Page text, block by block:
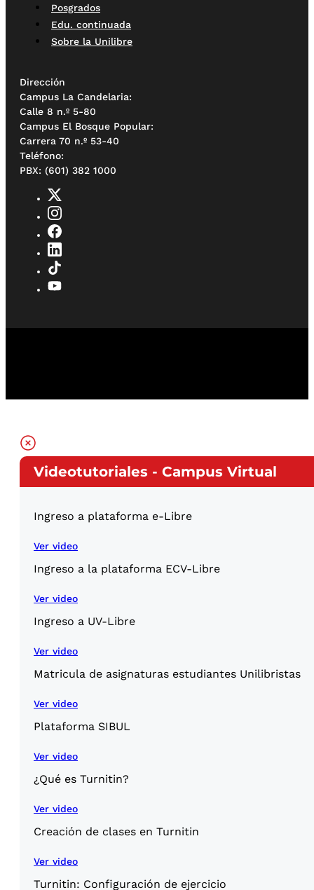
Posgrados
Edu. continuada
Sobre la Unilibre
Dirección
Campus La Candelaria:
Calle 8 n.º 5-80
Campus El Bosque Popular:
Carrera 70 n.º 53-40
Teléfono:
PBX: (601) 382 1000
Videotutoriales - Campus Virtual
Ingreso a plataforma e-Libre
Ver video
Ingreso a la plataforma ECV-Libre
Ver video
Ingreso a UV-Libre
Ver video
Matricula de asignaturas estudiantes Unilibristas
Ver video
Plataforma SIBUL
Ver video
¿Qué es Turnitin?
Ver video
Creación de clases en Turnitin
Ver video
Turnitin: Configuración de ejercicio